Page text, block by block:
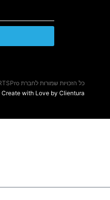
כל הזכויות שמורות לחברת RTSPro
Create with Love by Clientura